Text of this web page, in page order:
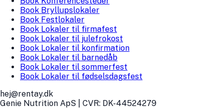
Book Bryllupslokaler
Book Festlokaler
Book Lokaler til firmafest
Book Lokaler til julefrokost
Book Lokaler til konfirmation
Book Lokaler til barnedåb
Book Lokaler til sommerfest
Book Lokaler til fødselsdagsfest
hej@rentay.dk
Genie Nutrition ApS | CVR: DK-44524279